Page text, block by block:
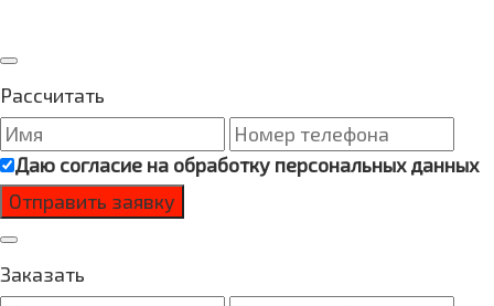
Рассчитать
Даю согласие на обработку персональных данных
Заказать